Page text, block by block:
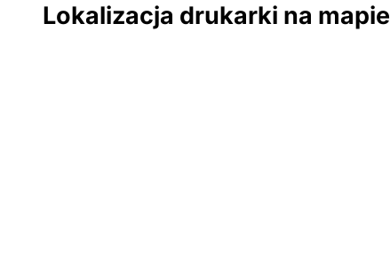
Lokalizacja drukarki na mapie